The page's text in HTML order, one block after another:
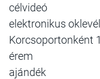
célvideó
elektronikus oklevél
Korcsoportonként
érem
ajándék